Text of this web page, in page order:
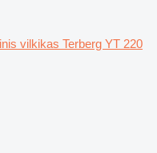
vilkikas Terberg YT 220